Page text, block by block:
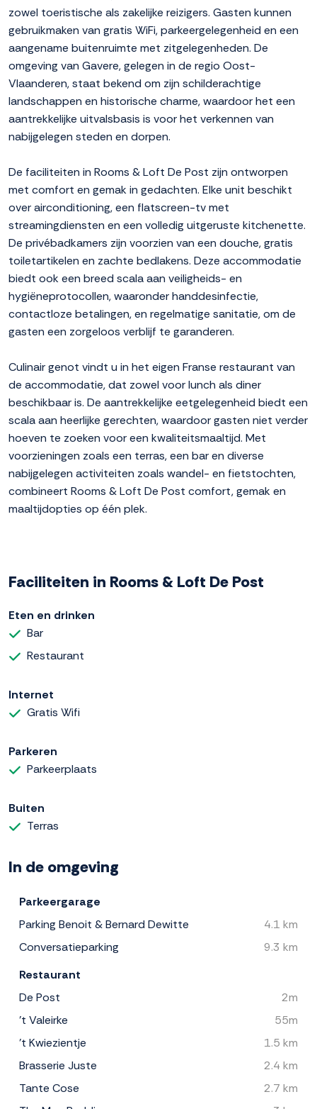
zowel toeristische als zakelijke reizigers. Gasten kunnen
gebruikmaken van gratis WiFi, parkeergelegenheid en een
aangename buitenruimte met zitgelegenheden. De
omgeving van Gavere, gelegen in de regio Oost-
Vlaanderen, staat bekend om zijn schilderachtige
landschappen en historische charme, waardoor het een
aantrekkelijke uitvalsbasis is voor het verkennen van
nabijgelegen steden en dorpen.
De faciliteiten in Rooms & Loft De Post zijn ontworpen
met comfort en gemak in gedachten. Elke unit beschikt
over airconditioning, een flatscreen-tv met
streamingdiensten en een volledig uitgeruste kitchenette.
De privébadkamers zijn voorzien van een douche, gratis
toiletartikelen en zachte bedlakens. Deze accommodatie
biedt ook een breed scala aan veiligheids- en
hygiëneprotocollen, waaronder handdesinfectie,
contactloze betalingen, en regelmatige sanitatie, om de
gasten een zorgeloos verblijf te garanderen.
Culinair genot vindt u in het eigen Franse restaurant van
de accommodatie, dat zowel voor lunch als diner
beschikbaar is. De aantrekkelijke eetgelegenheid biedt een
scala aan heerlijke gerechten, waardoor gasten niet verder
hoeven te zoeken voor een kwaliteitsmaaltijd. Met
voorzieningen zoals een terras, een bar en diverse
nabijgelegen activiteiten zoals wandel- en fietstochten,
combineert Rooms & Loft De Post comfort, gemak en
maaltijdopties op één plek.
Faciliteiten in Rooms & Loft De Post
Eten en drinken
Bar
Restaurant
Internet
Gratis Wifi
Parkeren
Parkeerplaats
Buiten
Terras
In de omgeving
Parkeergarage
Parking Benoit & Bernard Dewitte
4.1 km
Conversatieparking
9.3 km
Restaurant
De Post
2m
't Valeirke
55m
't Kwiezientje
1.5 km
Brasserie Juste
2.4 km
Tante Cose
2.7 km